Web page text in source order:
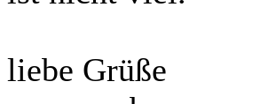
liebe Grüße